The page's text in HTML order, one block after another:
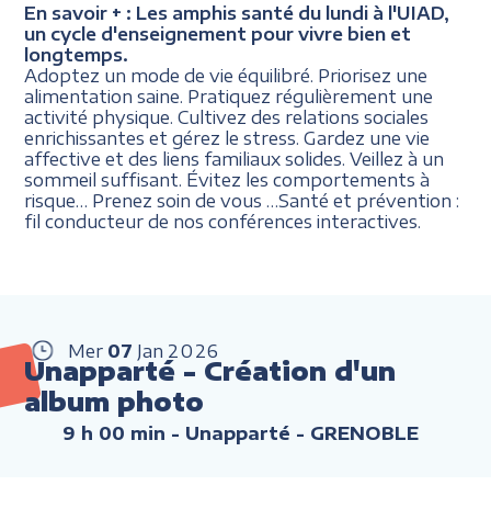
En savoir + : Les amphis santé du lundi à l'UIAD,
un cycle d'enseignement pour vivre bien et
longtemps.
Adoptez un mode de vie équilibré. Priorisez une
alimentation saine. Pratiquez régulièrement une
activité physique. Cultivez des relations sociales
enrichissantes et gérez le stress. Gardez une vie
affective et des liens familiaux solides. Veillez à un
sommeil suffisant. Évitez les comportements à
risque… Prenez soin de vous …Santé et prévention :
fil conducteur de nos conférences interactives.
Mer 07 Jan 2026
Unapparté - Création d'un
album photo
9 h 00 min - Unapparté - GRENOBLE